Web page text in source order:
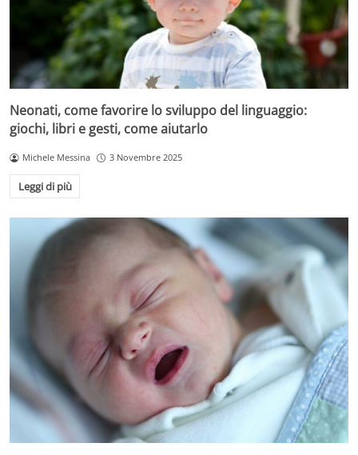
Neonati, come favorire lo sviluppo del linguaggio:
giochi, libri e gesti, come aiutarlo
Michele Messina 3 Novembre 2025
Leggi di più